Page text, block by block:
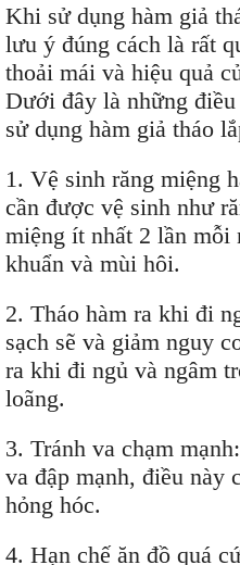
Khi sử dụng hàm giả
lưu ý đúng cách là rất
thoải mái và hiệu quả
Dưới đây là những
sử dụng hàm giả tháo
1. Vệ sinh răng miệng
cần được vệ sinh như
miệng ít nhất 2 lần mỗi
khuẩn và mùi hôi.
2. Tháo hàm ra khi đi
sạch sẽ và giảm nguy
ra khi đi ngủ và ngâm
loãng.
3. Tránh va chạm
va đập mạnh, điều này
hỏng hóc.
4. Hạn chế ăn đồ quá